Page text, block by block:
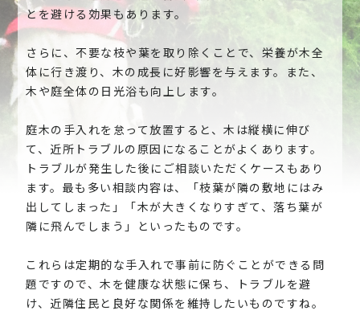
とを避ける効果もあります。
さらに、不要な枝や葉を取り除くことで、栄養が木全
体に行き渡り、木の成長に好影響を与えます。また、
木や庭全体の日光浴も向上します。
庭木の手入れを怠って放置すると、木は縦横に伸び
て、近所トラブルの原因になることがよくあります。
トラブルが発生した後にご相談いただくケースもあり
ます。最も多い相談内容は、「枝葉が隣の敷地にはみ
出してしまった」「木が大きくなりすぎて、落ち葉が
隣に飛んでしまう」といったものです。
これらは定期的な手入れで事前に防ぐことができる問
題ですので、木を健康な状態に保ち、トラブルを避
け、近隣住民と良好な関係を維持したいものですね。